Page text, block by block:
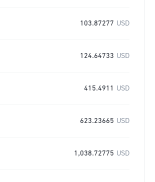
103.87277 USD
124.64733 USD
415.4911 USD
623.23665 USD
1,038.72775 USD